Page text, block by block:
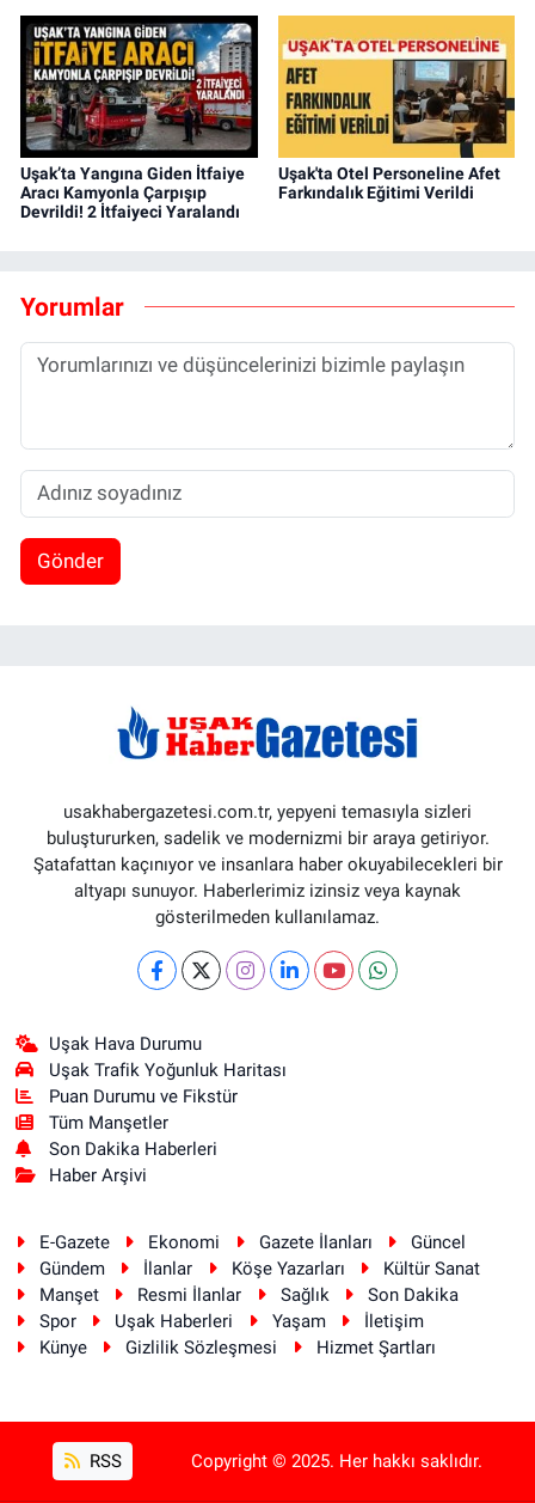
Uşak’ta Yangına Giden İtfaiye
Aracı Kamyonla Çarpışıp
Devrildi! 2 İtfaiyeci Yaralandı
Uşak'ta Otel Personeline Afet
Farkındalık Eğitimi Verildi
Yorumlar
Gönder
usakhabergazetesi.com.tr, yepyeni temasıyla sizleri
buluştururken, sadelik ve modernizmi bir araya getiriyor.
Şatafattan kaçınıyor ve insanlara haber okuyabilecekleri bir
altyapı sunuyor. Haberlerimiz izinsiz veya kaynak
gösterilmeden kullanılamaz.
Uşak Hava Durumu
Uşak Trafik Yoğunluk Haritası
Puan Durumu ve Fikstür
Tüm Manşetler
Son Dakika Haberleri
Haber Arşivi
E-Gazete Ekonomi Gazete İlanları
Güncel
Gündem
İlanlar Köşe Yazarları
Kültür Sanat
Manşet
Resmi İlanlar Sağlık
Son Dakika
Spor
Uşak Haberleri Yaşam
İletişim
Künye
Gizlilik Sözleşmesi Hizmet Şartları
RSS Copyright © 2025. Her hakkı saklıdır.